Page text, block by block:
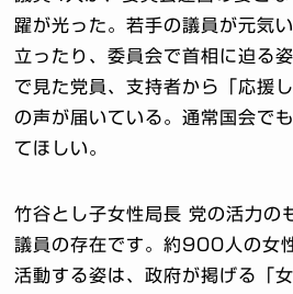
躍が光った。若手の議員が元気
立ったり、委員会で首相に迫る
で見た党員、支持者から「応援
の声が届いている。通常国会で
てほしい。
竹谷とし子女性局長 党の活力の
議員の存在です。約900人の女
活動する姿は、政府が掲げる「